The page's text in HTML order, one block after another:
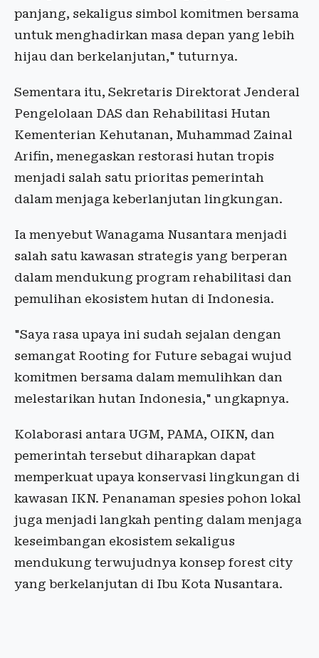
panjang, sekaligus simbol komitmen bersama
untuk menghadirkan masa depan yang lebih
hijau dan berkelanjutan," tuturnya.
Sementara itu, Sekretaris Direktorat Jenderal
Pengelolaan DAS dan Rehabilitasi Hutan
Kementerian Kehutanan, Muhammad Zainal
Arifin, menegaskan restorasi hutan tropis
menjadi salah satu prioritas pemerintah
dalam menjaga keberlanjutan lingkungan.
Ia menyebut Wanagama Nusantara menjadi
salah satu kawasan strategis yang berperan
dalam mendukung program rehabilitasi dan
pemulihan ekosistem hutan di Indonesia.
"Saya rasa upaya ini sudah sejalan dengan
semangat Rooting for Future sebagai wujud
komitmen bersama dalam memulihkan dan
melestarikan hutan Indonesia," ungkapnya.
Kolaborasi antara UGM, PAMA, OIKN, dan
pemerintah tersebut diharapkan dapat
memperkuat upaya konservasi lingkungan di
kawasan IKN. Penanaman spesies pohon lokal
juga menjadi langkah penting dalam menjaga
keseimbangan ekosistem sekaligus
mendukung terwujudnya konsep forest city
yang berkelanjutan di Ibu Kota Nusantara.